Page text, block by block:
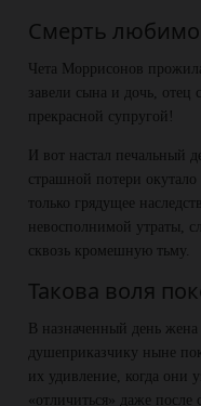
Смерть
Чета Моррисонов
завели сына и дочь, отец
прекрасной супругой!
И вот настал печальный
страшной потери
только грядущее
невосполнимой утраты,
сквозь кромешную тьму.
Такова воля
В назначенный день
душеприказчику ныне
их удивление, когда они
«отличиться» даже